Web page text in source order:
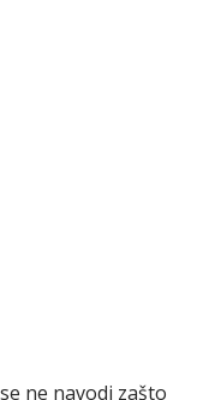
ne navodi zašto